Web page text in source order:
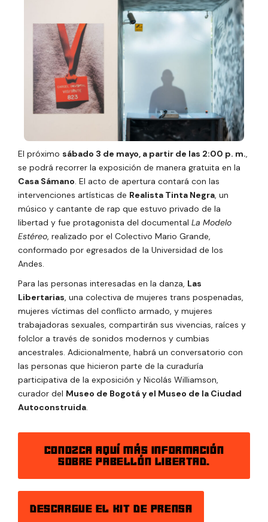
El próximo sábado 3 de mayo, a partir de las 2:00 p. m.,
se podrá recorrer la exposición de manera gratuita en la
Casa Sámano. El acto de apertura contará con las
intervenciones artísticas de Realista Tinta Negra, un
músico y cantante de rap que estuvo privado de la
libertad y fue protagonista del documental La Modelo
Estéreo, realizado por el Colectivo Mario Grande,
conformado por egresados de la Universidad de los
Andes.
Para las personas interesadas en la danza, Las
Libertarias, una colectiva de mujeres trans pospenadas,
mujeres víctimas del conflicto armado, y mujeres
trabajadoras sexuales, compartirán sus vivencias, raíces y
folclor a través de sonidos modernos y cumbias
ancestrales. Adicionalmente, habrá un conversatorio con
las personas que hicieron parte de la curaduría
participativa de la exposición y Nicolás Williamson,
curador del Museo de Bogotá y el Museo de la Ciudad
Autoconstruida.
conozca aquí más información
sobre pabellón libertad.
descargue el kit de prensa